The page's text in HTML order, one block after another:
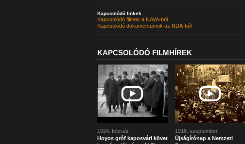
Kapcsolódó linkek
Kapcsolódó filmek a NAVA-ból
Kapcsolódó dokumentumok az NDA-ból
KAPCSOLÓDÓ FILMHÍREK
1924. február
Hoyos gróf kaposvári követ
1918. szeptember
Újságírónap a Nemzeti